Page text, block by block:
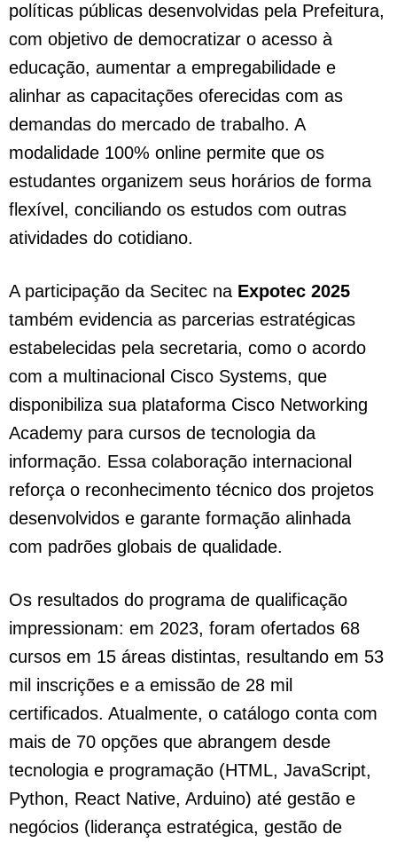
políticas públicas desenvolvidas pela Prefeitura,
com objetivo de democratizar o acesso à
educação, aumentar a empregabilidade e
alinhar as capacitações oferecidas com as
demandas do mercado de trabalho. A
modalidade 100% online permite que os
estudantes organizem seus horários de forma
flexível, conciliando os estudos com outras
atividades do cotidiano.
A participação da Secitec na Expotec 2025
também evidencia as parcerias estratégicas
estabelecidas pela secretaria, como o acordo
com a multinacional Cisco Systems, que
disponibiliza sua plataforma Cisco Networking
Academy para cursos de tecnologia da
informação. Essa colaboração internacional
reforça o reconhecimento técnico dos projetos
desenvolvidos e garante formação alinhada
com padrões globais de qualidade.
Os resultados do programa de qualificação
impressionam: em 2023, foram ofertados 68
cursos em 15 áreas distintas, resultando em 53
mil inscrições e a emissão de 28 mil
certificados. Atualmente, o catálogo conta com
mais de 70 opções que abrangem desde
tecnologia e programação (HTML, JavaScript,
Python, React Native, Arduino) até gestão e
negócios (liderança estratégica, gestão de